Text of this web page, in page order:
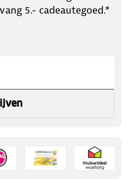
5.- cadeautegoed.*